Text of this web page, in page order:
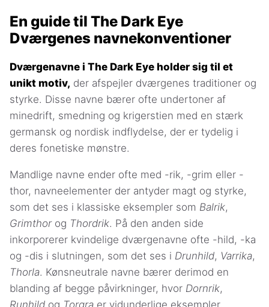
En guide til The Dark Eye
Dværgenes navnekonventioner
Dværgenavne i The Dark Eye holder sig til et
unikt motiv, der afspejler dværgenes traditioner og
styrke. Disse navne bærer ofte undertoner af
minedrift, smedning og krigerstien med en stærk
germansk og nordisk indflydelse, der er tydelig i
deres fonetiske mønstre.
Mandlige navne ender ofte med -rik, -grim eller -
thor, navneelementer der antyder magt og styrke,
som det ses i klassiske eksempler som Balrik,
Grimthorog Thordrik. På den anden side
inkorporerer kvindelige dværgenavne ofte -hild, -ka
og -dis i slutningen, som det ses i Drunhild, Varrika,
Thorla. Kønsneutrale navne bærer derimod en
blanding af begge påvirkninger, hvor Dornrik,
Runhild og Torgra er vidunderlige eksempler.